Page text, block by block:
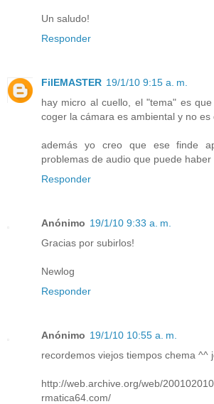
Un saludo!
Responder
FilEMASTER 19/1/10 9:15 a. m.
hay micro al cuello, el "tema" es
coger la cámara es ambiental y no es
además yo creo que ese finde
problemas de audio que puede haber
Responder
Anónimo 19/1/10 9:33 a. m.
Gracias por subirlos!
Newlog
Responder
Anónimo 19/1/10 10:55 a. m.
recordemos viejos tiempos chema ^^
http://web.archive.org/web/
rmatica64.com/